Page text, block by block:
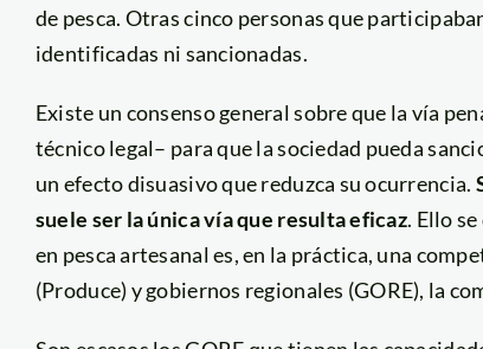
de pesca. Otras cinco personas que
identificadas ni sancionadas.
Existe un consenso general sobre que la vía
técnico legal– para que la sociedad pueda
un efecto disuasivo que reduzca su ocurrencia.
suele ser la única vía que resulta eficaz. Ello
en pesca artesanal es, en la práctica, una
(Produce) y gobiernos regionales (GORE), la